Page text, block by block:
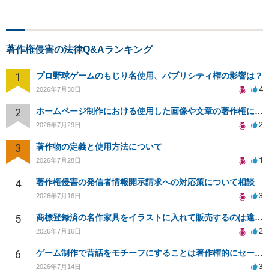
著作権侵害の法律Q&Aランキング
1 プロ野球ゲームのもじり名使用、パブリシティ権の影響は？
2026年7月30日 4
2 ホームページ制作における使用した画像や文章の著作権について
2026年7月29日 2
3 著作物の定義と使用方法について
2026年7月28日 1
4 著作権侵害の発信者情報開示請求への対応策について相談
2026年7月16日 3
5 商標登録済の名作家具をイラストに入れて販売するのは違法でしょうか
2026年7月16日 2
6 ゲーム制作で昔話をモチーフにすることは著作権的にセーフかどうか
2026年7月14日 3